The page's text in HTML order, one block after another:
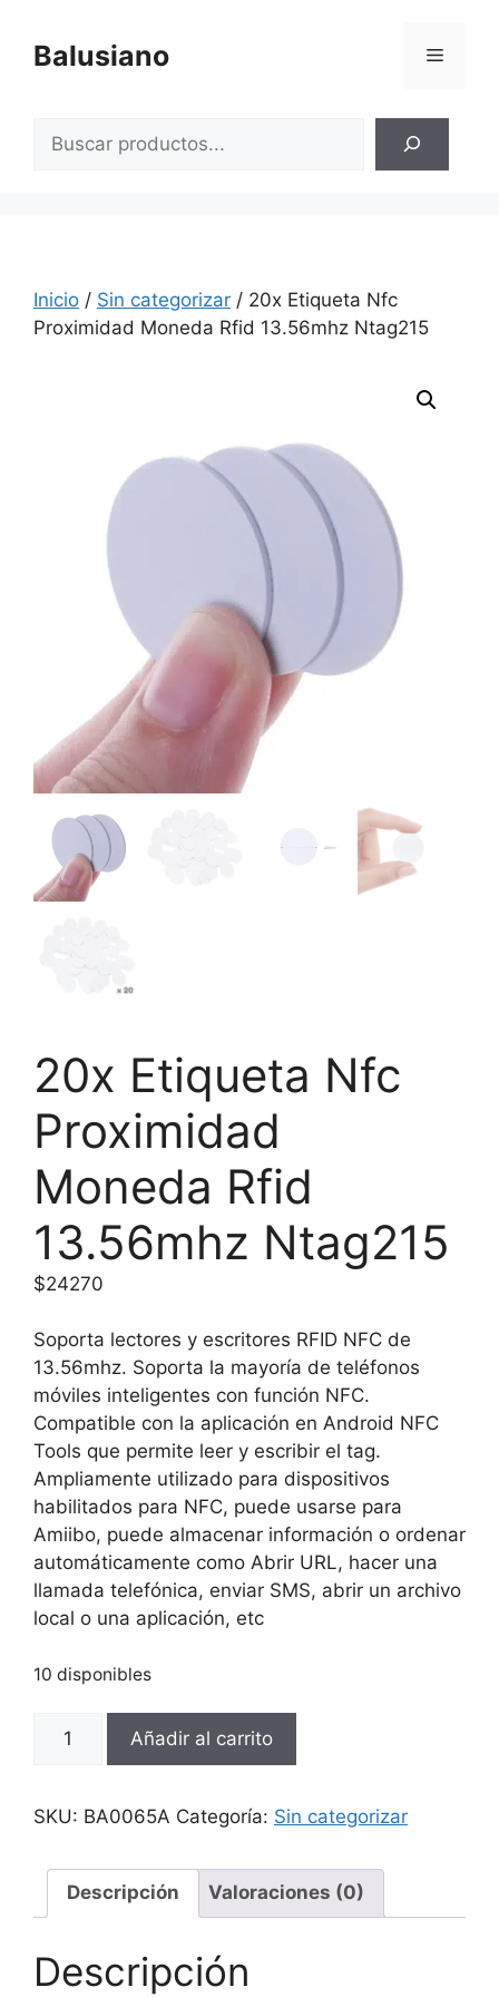
contenido
Balusiano Menú
Inicio / Sin categorizar / 20x Etiqueta Nfc
Proximidad Moneda Rfid 13.56mhz Ntag215
20x Etiqueta Nfc
Proximidad
Moneda Rfid
13.56mhz Ntag215
$24270
Soporta lectores y escritores RFID NFC de
13.56mhz. Soporta la mayoría de teléfonos
móviles inteligentes con función NFC.
Compatible con la aplicación en Android NFC
Tools que permite leer y escribir el tag.
Ampliamente utilizado para dispositivos
habilitados para NFC, puede usarse para
Amiibo, puede almacenar información o ordenar
automáticamente como Abrir URL, hacer una
llamada telefónica, enviar SMS, abrir un archivo
local o una aplicación, etc
10 disponibles
Etiqueta
Proximidad
Rfid
13.56mhz
Ntag215
Añadir al carrito
SKU: BA0065A Categoría: Sin categorizar
Descripción Valoraciones (0)
Descripción